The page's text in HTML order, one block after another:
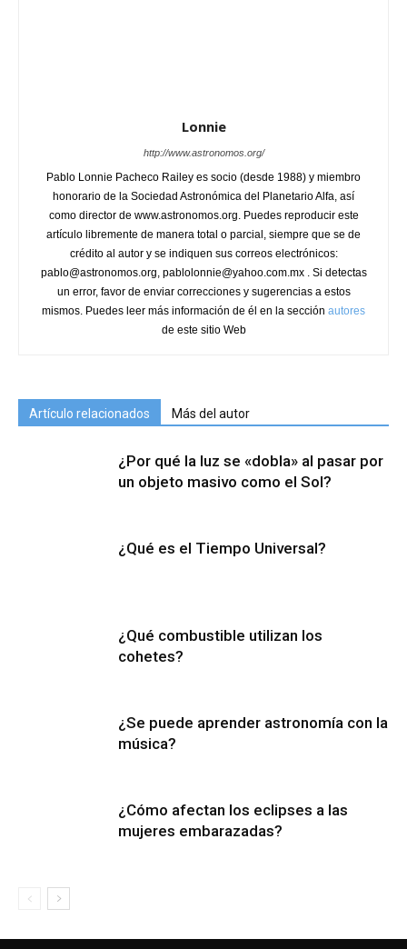
Lonnie
http://www.astronomos.org/
Pablo Lonnie Pacheco Railey es socio (desde 1988) y miembro
honorario de la Sociedad Astronómica del Planetario Alfa, así
como director de www.astronomos.org. Puedes reproducir este
artículo libremente de manera total o parcial, siempre que se de
crédito al autor y se indiquen sus correos electrónicos:
pablo@astronomos.org, pablolonnie@yahoo.com.mx . Si detectas
un error, favor de enviar correcciones y sugerencias a estos
mismos. Puedes leer más información de él en la sección autores
de este sitio Web
Artículo relacionados Más del autor
¿Por qué la luz se «dobla» al pasar por
un objeto masivo como el Sol?
¿Qué es el Tiempo Universal?
¿Qué combustible utilizan los
cohetes?
¿Se puede aprender astronomía con la
música?
¿Cómo afectan los eclipses a las
mujeres embarazadas?